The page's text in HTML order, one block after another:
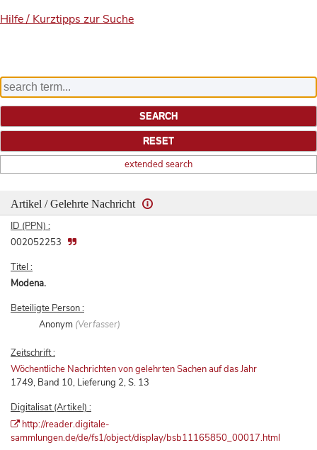
Hilfe / Kurztipps zur Suche
extended search
Artikel / Gelehrte Nachricht
ID (PPN) :
002052253
Titel :
Modena.
Beteiligte Person :
Anonym (Verfasser)
Zeitschrift :
Wöchentliche Nachrichten von gelehrten Sachen auf das Jahr
1749, Band 10, Lieferung 2, S. 13
Digitalisat (Artikel) :
http://reader.digitale-
sammlungen.de/de/fs1/object/display/bsb11165850_00017.html